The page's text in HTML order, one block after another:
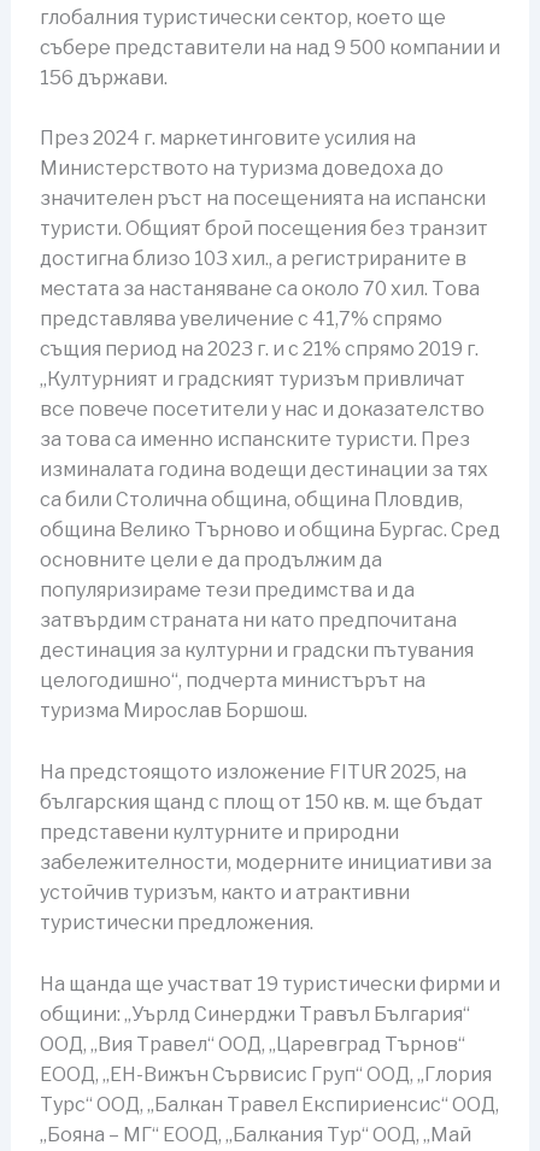
глобалния туристически сектор, което ще
събере представители на над 9 500 компании и
156 държави.
През 2024 г. маркетинговите усилия на
Министерството на туризма доведоха до
значителен ръст на посещенията на испански
туристи. Общият брой посещения без транзит
достигна близо 103 хил., а регистрираните в
местата за настаняване са около 70 хил. Това
представлява увеличение с 41,7% спрямо
същия период на 2023 г. и с 21% спрямо 2019 г.
„Културният и градският туризъм привличат
все повече посетители у нас и доказателство
за това са именно испанските туристи. През
изминалата година водещи дестинации за тях
са били Столична община, община Пловдив,
община Велико Търново и община Бургас. Сред
основните цели е да продължим да
популяризираме тези предимства и да
затвърдим страната ни като предпочитана
дестинация за културни и градски пътувания
целогодишно“, подчерта министърът на
туризма Мирослав Боршош.
На предстоящото изложение FITUR 2025, на
българския щанд с площ от 150 кв. м. ще бъдат
представени културните и природни
забележителности, модерните инициативи за
устойчив туризъм, както и атрактивни
туристически предложения.
На щанда ще участват 19 туристически фирми и
общини: „Уърлд Синерджи Травъл България“
ООД, „Вия Травел“ ООД, „Царевград Търнов“
ЕООД, „ЕН-Вижън Сървисис Груп“ ООД, „Глория
Турс“ ООД, „Балкан Травел Експириенсис“ ООД,
„Бояна – МГ“ ЕООД, „Балкания Тур“ ООД, „Май